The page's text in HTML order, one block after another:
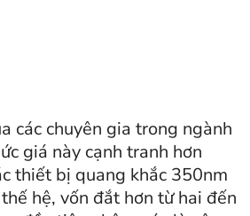
các chuyên gia trong ngành
giá này cạnh tranh hơn
thiết bị quang khắc 350nm
hệ, vốn đắt hơn từ hai đến